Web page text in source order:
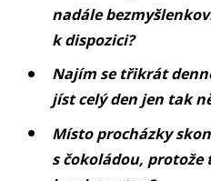
nadále
k dispozici?
Najím se třikrát
jíst celý den jen tak
Místo procházky
s čokoládou, protože